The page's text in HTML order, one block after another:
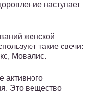
наступает
женской
такие свечи:
Мовалис.
активного
Это вещество